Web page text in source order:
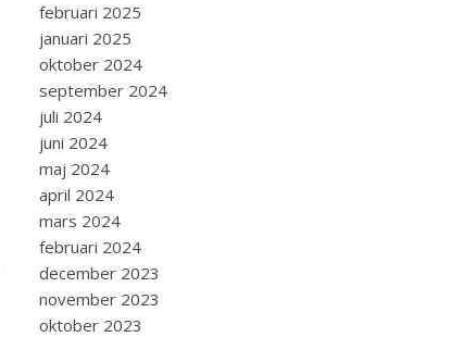
februari 2025
januari 2025
oktober 2024
september 2024
juli 2024
juni 2024
maj 2024
april 2024
mars 2024
februari 2024
december 2023
november 2023
oktober 2023